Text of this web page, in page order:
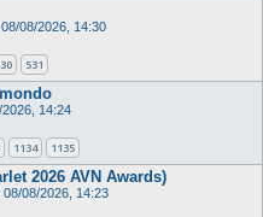
08/08/2026, 14:30
531
14:24
1134 1135
2026 AVN Awards)
08/08/2026, 14:23